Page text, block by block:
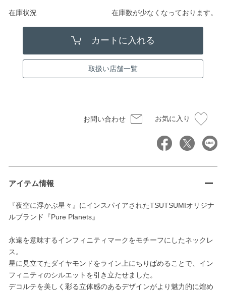
在庫状況 在庫数が少なくなっております。
取扱い店舗一覧
お問い合わせ お気に入り
アイテム情報
『夜空に浮かぶ星々』にインスパイアされたTSUTSUMIオリジナ
ルブランド『Pure Planets』
永遠を意味するインフィニティマークをモチーフにしたネックレ
ス。
星に見立てたダイヤモンドをライン上にちりばめることで、イン
フィニティのシルエットを引き立たせました。
デコルテを美しく彩る立体感のあるデザインがより魅力的に煌め